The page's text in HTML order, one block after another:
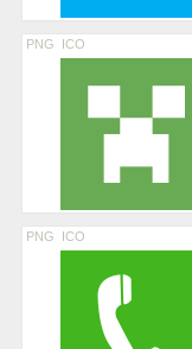
PNG ICO
PNG ICO